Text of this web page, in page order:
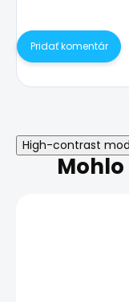
Pridať komentár
High-contrast